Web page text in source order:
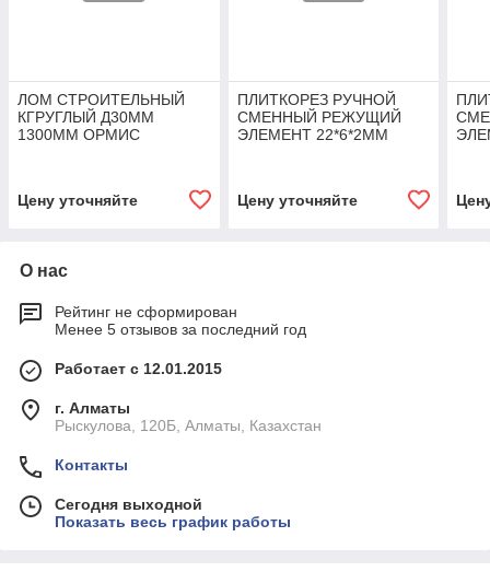
ЛОМ СТРОИТЕЛЬНЫЙ
КГРУГЛЫЙ Д30ММ
1300ММ ОРМИС
Цену уточняйте
ПЛИТКОРЕЗ РУЧНОЙ
СМЕННЫЙ РЕЖУЩИЙ
ЭЛЕМЕНТ 22*6*2ММ
Цену уточняйте
О нас
Рейтинг не сформирован
Менее 5 отзывов за последний год
Работает с 12.01.2015
г. Алматы
Рыскулова, 120Б, Алматы, Казахстан
Контакты
Сегодня выходной
Показать весь график работы